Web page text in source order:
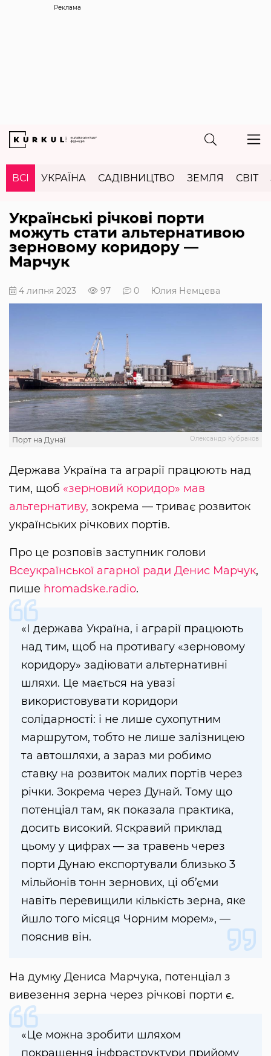
Реклама
ВСІ УКРАЇНА САДІВНИЦТВО ЗЕМЛЯ СВІТ
Українські річкові порти
можуть стати альтернативою
зерновому коридору —
Марчук
4 липня 2023 97 0 Юлия Немцева
Олександр Кубраков
Порт на Дунаї
Держава Україна та аграрії працюють над
тим, щоб «зерновий коридор» мав
альтернативу, зокрема — триває розвиток
українських річкових портів.
Про це розповів заступник голови
Всеукраїнської агарної ради Денис Марчук,
пише hromadske.radio.
«І держава Україна, і аграрії працюють
над тим, щоб на противагу «зерновому
коридору» задіювати альтернативні
шляхи. Це мається на увазі
використовувати коридори
солідарності: і не лише сухопутним
маршрутом, тобто не лише залізницею
та автошляхи, а зараз ми робимо
ставку на розвиток малих портів через
річки. Зокрема через Дунай. Тому що
потенціал там, як показала практика,
досить високий. Яскравий приклад
цьому у цифрах — за травень через
порти Дунаю експортували близько 3
мільйонів тонн зернових, ці об’єми
навіть перевищили кількість зерна, яке
йшло того місяця Чорним морем», —
пояснив він.
На думку Дениса Марчука, потенціал з
вивезення зерна через річкові порти є.
«Це можна зробити шляхом
покращення інфраструктури прийому